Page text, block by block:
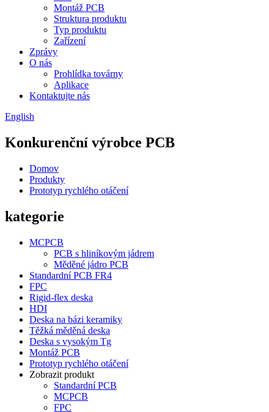
Montáž PCB
Struktura produktu
Typ produktu
Zařízení
Zprávy
O nás
Prohlídka továrny
Aplikace
Kontaktujte nás
English
Konkurenční výrobce PCB
Domov
Produkty
Prototyp rychlého otáčení
kategorie
MCPCB
PCB s hliníkovým jádrem
Měděné jádro PCB
Standardní PCB FR4
FPC
Rigid-flex deska
HDI
Deska na bázi keramiky
Těžká měděná deska
Deska s vysokým Tg
Montáž PCB
Prototyp rychlého otáčení
Zobrazit produkt
Standardní PCB
MCPCB
FPC